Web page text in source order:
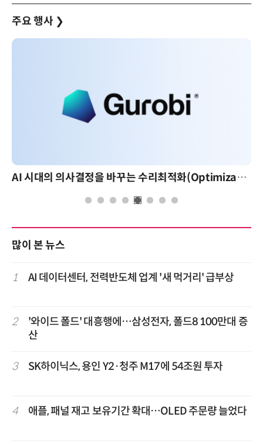
주요 행사 ❯
AI 시대의 의사결정을 바꾸는 수리최적화(Optimization): 실제 산업 적용 사례와 활용 전략
많이 본 뉴스
1 AI 데이터센터, 전력반도체 업계 '새 먹거리' 급부상
2
'와이드 폴드' 대흥행에…삼성전자, 폴드8 100만대 증
산
3 SK하이닉스, 용인 Y2·청주 M17에 54조원 투자
4 애플, 패널 재고 보유기간 확대…OLED 주문량 늘었다